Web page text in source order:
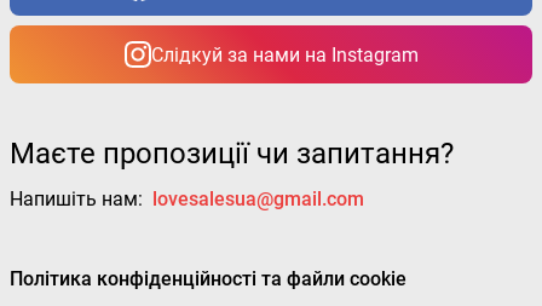
Слідкуй за нами на Instagram
Маєте пропозиції чи запитання?
Напишіть нам: lovesalesua@gmail.com
Політика конфіденційності та файли cookie